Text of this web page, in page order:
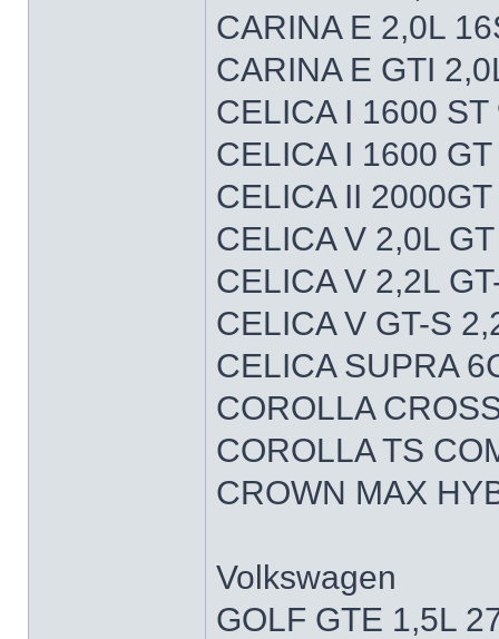
CARINA E 2,0L
CARINA E GTI
CELICA I 1600
CELICA I 1600
CELICA II
CELICA V 2,0L
CELICA V 2,2L
CELICA V GT-S
CELICA SUPRA
COROLLA
COROLLA TS
CROWN MAX
Volkswagen
GOLF GTE 1,5L